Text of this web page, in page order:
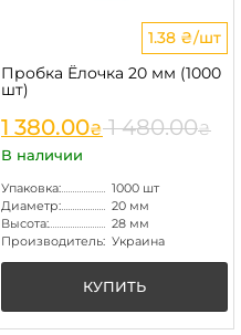
1.38 ₴/шт
Пробка Ёлочка 20 мм (1000
шт)
1 380.00₴ 1 480.00₴
В наличии
Упаковка:
1000 шт
Диаметр:
20 мм
Высота:
28 мм
Производитель: Украина
КУПИТЬ